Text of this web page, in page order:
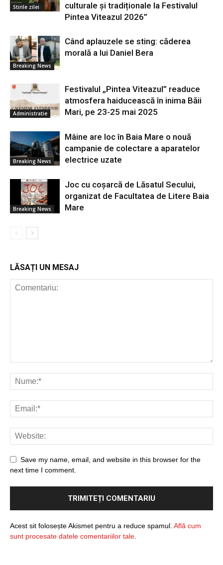
Stirile zilei
culturale și tradiționale la Festivalul
Pintea Viteazul 2026”
Breaking News
Când aplauzele se sting: căderea
morală a lui Daniel Bera
Administratie
Festivalul „Pintea Viteazul” readuce
atmosfera haiducească în inima Băii
Mari, pe 23-25 mai 2025
Breaking News
Mâine are loc în Baia Mare o nouă
campanie de colectare a aparatelor
electrice uzate
Breaking News
Joc cu coșarcă de Lăsatul Secului,
organizat de Facultatea de Litere Baia
Mare
LĂSAȚI UN MESAJ
Save my name, email, and website in this browser for the
next time I comment.
Acest sit folosește Akismet pentru a reduce spamul. Află cum
sunt procesate datele comentariilor tale.